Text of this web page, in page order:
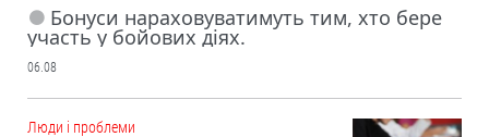
Бонуси нараховуватимуть тим, хто бере
участь у бойових діях.
06.08
Люди і проблеми